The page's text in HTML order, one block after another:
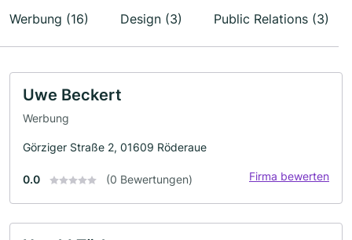
Werbung (16) Design (3) Public Relations (3)
Uwe Beckert
Werbung
Görziger Straße 2, 01609 Röderaue
0.0 (0 Bewertungen) Firma bewerten